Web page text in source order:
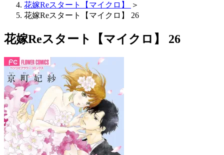
花嫁Reスタート【マイクロ】
＞
花嫁Reスタート【マイクロ】 26
花嫁Reスタート【マイクロ】 26